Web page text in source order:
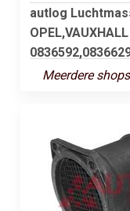
autlog
Meerdere shops